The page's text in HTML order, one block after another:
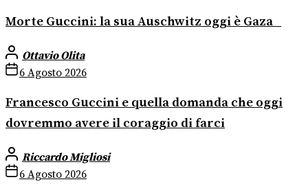
Morte Guccini: la sua Auschwitz oggi è Gaza
Ottavio Olita
6 Agosto 2026
Francesco Guccini e quella domanda che oggi
dovremmo avere il coraggio di farci
Riccardo Migliosi
6 Agosto 2026